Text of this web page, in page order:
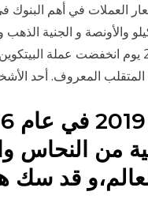
العملات في أهم
اسعار الكيلو والأونصة و
المعروف. أحد
من النحاس
قد سك